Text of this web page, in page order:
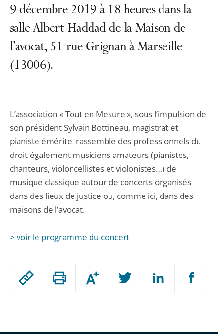
Passer
Augmenter
ou
9 décembre 2019 à 18 heures dans la
salle Albert Haddad de la Maison de
l’avocat, 51 rue Grignan à Marseille
(13006).
L’association « Tout en Mesure », sous l’impulsion de
son président Sylvain Bottineau, magistrat et
pianiste émérite, rassemble des professionnels du
droit également musiciens amateurs (pianistes,
chanteurs, violoncellistes et violonistes…) de
musique classique autour de concerts organisés
dans des lieux de justice ou, comme ici, dans des
maisons de l’avocat.
> voir le programme du concert